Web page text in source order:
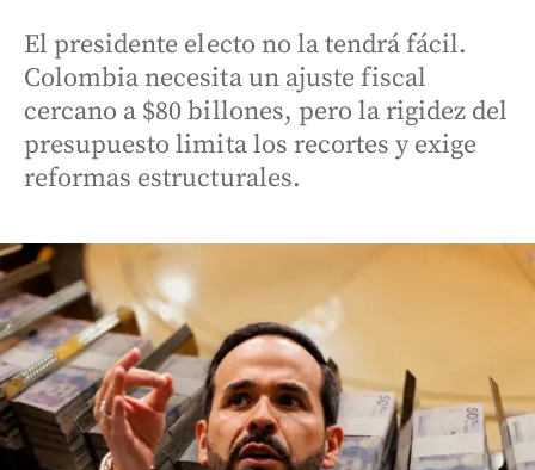
El presidente electo no la tendrá fácil.
Colombia necesita un ajuste fiscal
cercano a $80 billones, pero la rigidez del
presupuesto limita los recortes y exige
reformas estructurales.